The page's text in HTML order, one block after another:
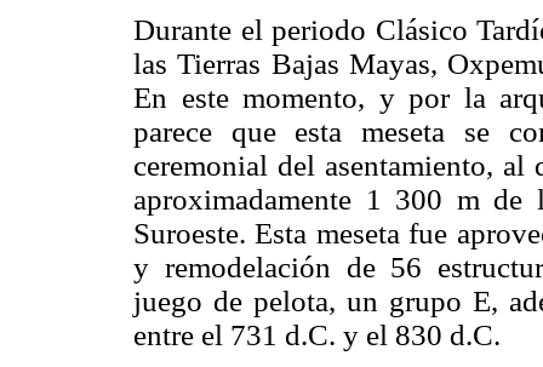
Durante el periodo Clásico
las Tierras Bajas Mayas,
En este momento, y por la
parece que esta meseta se
ceremonial del asentamiento,
aproximadamente 1 300 m
Suroeste. Esta meseta fue
y remodelación de 56
juego de pelota, un grupo E,
entre el 731 d.C. y el 830 d.C.